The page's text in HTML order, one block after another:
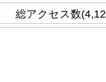
総アクセス数